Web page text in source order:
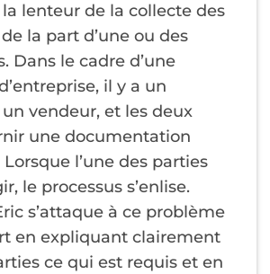
lenteur de la collecte des
la part d’une ou des
Dans le cadre d’une
il y a un
vendeur, et les deux
une documentation
l’une des parties
le processus s’enlise.
s’attaque à ce problème
en expliquant clairement
ce qui est requis et en